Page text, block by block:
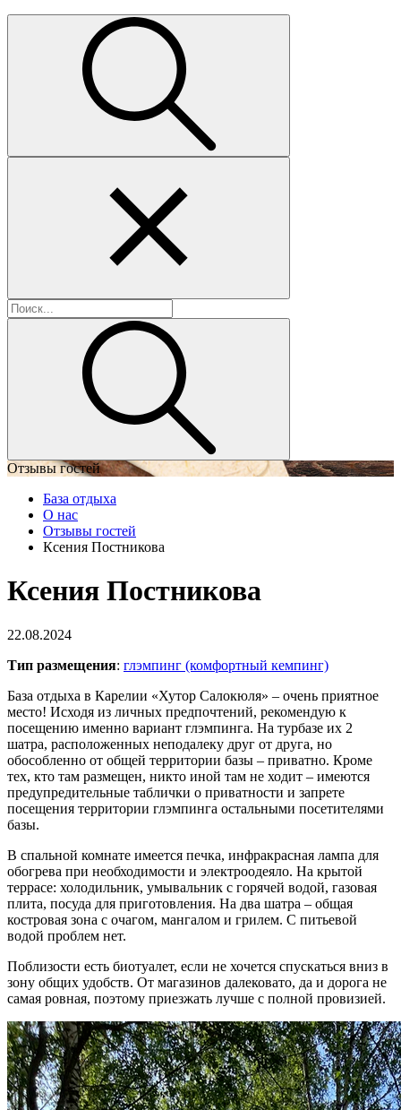
Отзывы гостей
База отдыха
О нас
Отзывы гостей
Ксения Постникова
Ксения Постникова
22.08.2024
Тип размещения: глэмпинг (комфортный кемпинг)
База отдыха в Карелии «Хутор Салокюля» – очень приятное
место! Исходя из личных предпочтений, рекомендую к
посещению именно вариант глэмпинга. На турбазе их 2
шатра, расположенных неподалеку друг от друга, но
обособленно от общей территории базы – приватно. Кроме
тех, кто там размещен, никто иной там не ходит – имеются
предупредительные таблички о приватности и запрете
посещения территории глэмпинга остальными посетителями
базы.
В спальной комнате имеется печка, инфракрасная лампа для
обогрева при необходимости и электроодеяло. На крытой
террасе: холодильник, умывальник с горячей водой, газовая
плита, посуда для приготовления. На два шатра – общая
костровая зона с очагом, мангалом и грилем. С питьевой
водой проблем нет.
Поблизости есть биотуалет, если не хочется спускаться вниз в
зону общих удобств. От магазинов далековато, да и дорога не
самая ровная, поэтому приезжать лучше с полной провизией.